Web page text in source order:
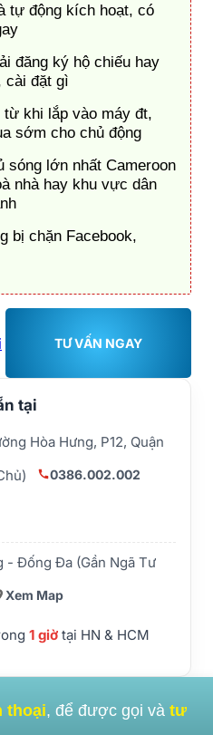
tự động kích hoạt, có
đăng ký hộ chiếu hay
cài đặt gì
khi lắp vào máy đt,
sớm cho chủ động
sóng lớn nhất Cameroon
nhà hay khu vực dân
bị chặn Facebook,
TƯ VẤN NGAY
tại
Hòa Hưng, P12, Quận
0386.002.002
- Đống Đa (Gần Ngã Tư
Xem Map
1 giờtại HN & HCM
thoại, để được gọi và tư